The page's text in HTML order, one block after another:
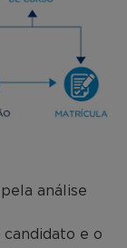
análise
e o